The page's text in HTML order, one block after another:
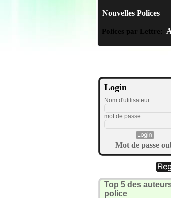
Nouvelles Polices
Polices par Lettre: A
Login
Nom d'utilisateur:
mot de passe:
Mot de passe
Top 5 des
police